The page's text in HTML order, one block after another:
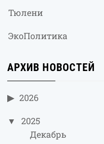
Тюлени
ЭкоПолитика
АРХИВ НОВОСТЕЙ
2026
2025
Декабрь